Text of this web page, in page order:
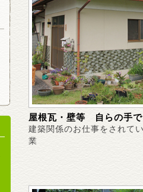
屋根瓦・壁等 自らの手
建築関係のお仕事をされて
業